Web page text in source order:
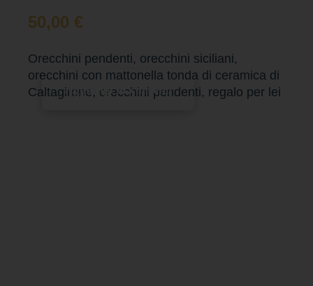
50,00 €
Orecchini pendenti, orecchini siciliani,
orecchini con mattonella tonda di ceramica di
Caltagirone, orecchini pendenti, regalo per lei
Aggiungi al carrello